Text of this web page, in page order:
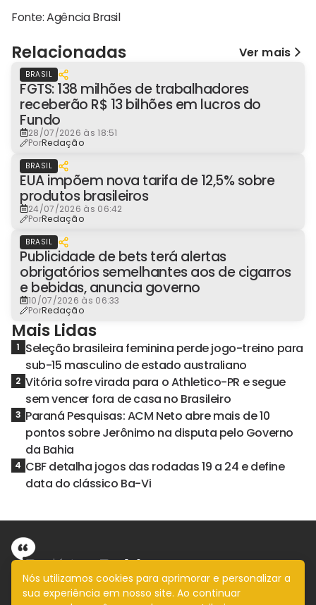
Fonte: Agência Brasil
Relacionadas Ver mais
BRASIL
FGTS: 138 milhões de trabalhadores
receberão R$ 13 bilhões em lucros do
Fundo
28/07/2026 às 18:51
PorRedação
BRASIL
EUA impõem nova tarifa de 12,5% sobre
produtos brasileiros
24/07/2026 às 06:42
PorRedação
BRASIL
Publicidade de bets terá alertas
obrigatórios semelhantes aos de cigarros
e bebidas, anuncia governo
10/07/2026 às 06:33
PorRedação
Mais Lidas
1 Seleção brasileira feminina perde jogo-treino para
sub-15 masculino de estado australiano
2 Vitória sofre virada para o Athletico-PR e segue
sem vencer fora de casa no Brasileiro
3 Paraná Pesquisas: ACM Neto abre mais de 10
pontos sobre Jerônimo na disputa pelo Governo
da Bahia
4 CBF detalha jogos das rodadas 19 a 24 e define
data do clássico Ba-Vi
Informação com imparcialidade
Nós utilizamos cookies para aprimorar e personalizar a
sua experiência em nosso site. Ao continuar